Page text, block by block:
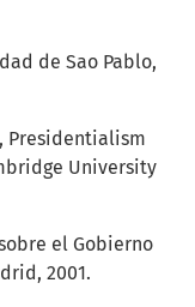
de Sao Pablo,
Presidentialism
University
sobre el Gobierno
2001.